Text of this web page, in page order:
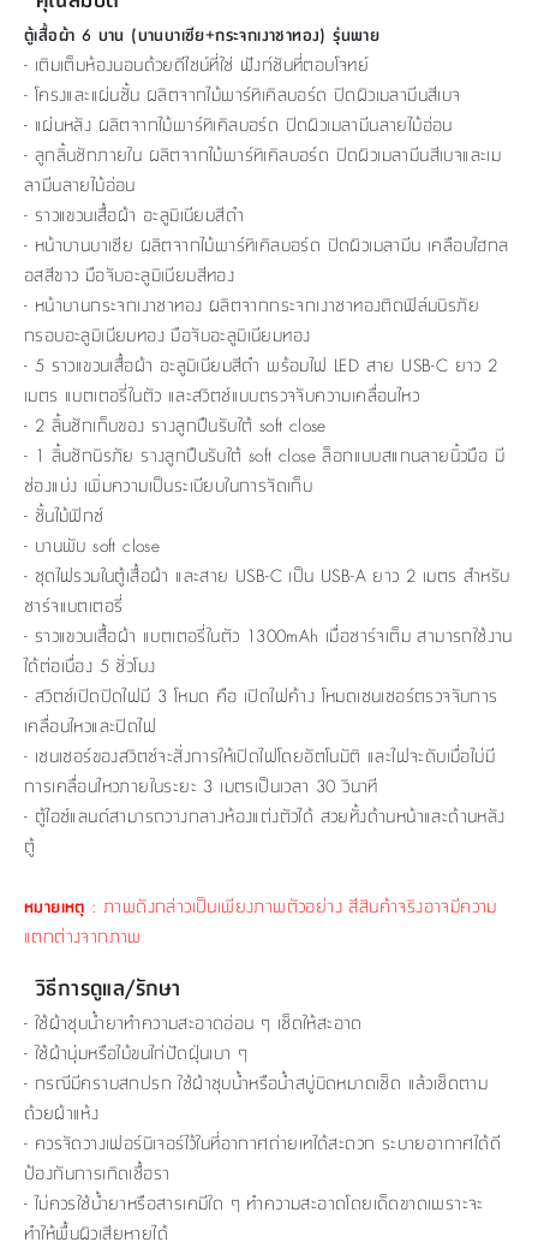
ตู้เสื้อผ้า 6 บาน (บานบาเซีย+กระจกเงาชาทอง) รุ่นพาย
- เติมเต็มห้องนอนด้วยดีไซน์ที่ใช่ ฟังก์ชันที่ตอบโจทย์
- โครงและแผ่นชั้น ผลิตจากไม้พาร์ทิเคิลบอร์ด ปิดผิวเมลามีนสีเบจ
- แผ่นหลัง ผลิตจากไม้พาร์ทิเคิลบอร์ด ปิดผิวเมลามีนลายไม้อ่อน
- ลูกลิ้นชักภายใน ผลิตจากไม้พาร์ทิเคิลบอร์ด ปิดผิวเมลามีนสีเบจและเม
ลามีนลายไม้อ่อน
- ราวแขวนเสื้อผ้า อะลูมิเนียมสีดำ
- หน้าบานบาเซีย ผลิตจากไม้พาร์ทิเคิลบอร์ด ปิดผิวเมลามีน เคลือบไฮกล
อสสีขาว มือจับอะลูมิเนียมสีทอง
- หน้าบานกระจกเงาชาทอง ผลิตจากกระจกเงาชาทองติดฟิล์มนิรภัย
กรอบอะลูมิเนียมทอง มือจับอะลูมิเนียมทอง
- 5 ราวแขวนเสื้อผ้า อะลูมิเนียมสีดำ พร้อมไฟ LED สาย USB-C ยาว 2
เมตร แบตเตอรี่ในตัว และสวิตช์แบบตรวจจับความเคลื่อนไหว
- 2 ลิ้นชักเก็บของ รางลูกปืนรับใต้ soft close
- 1 ลิ้นชักนิรภัย รางลูกปืนรับใต้ soft close ล็อกแบบสแกนลายนิ้วมือ มี
ช่องแบ่ง เพิ่มความเป็นระเบียบในการจัดเก็บ
- ชั้นไม้ฟิกซ์
- บานพับ soft close
- ชุดไฟรวมในตู้เสื้อผ้า และสาย USB-C เป็น USB-A ยาว 2 เมตร สำหรับ
ชาร์จแบตเตอรี่
- ราวแขวนเสื้อผ้า แบตเตอรี่ในตัว 1300mAh เมื่อชาร์จเต็ม สามารถใช้งาน
ได้ต่อเนื่อง 5 ชั่วโมง
- สวิตช์เปิดปิดไฟมี 3 โหมด คือ เปิดไฟค้าง โหมดเซนเซอร์ตรวจจับการ
เคลื่อนไหวและปิดไฟ
- เซนเซอร์ของสวิตช์จะสั่งการให้เปิดไฟโดยอัตโนมัติ และไฟจะดับเมื่อไม่มี
การเคลื่อนไหวภายในระยะ 3 เมตรเป็นเวลา 30 วินาที
- ตู้ไอซ์แลนด์สามารถวางกลางห้องแต่งตัวได้ สวยทั้งด้านหน้าและด้านหลัง
ตู้
หมายเหตุ : ภาพดังกล่าวเป็นเพียงภาพตัวอย่าง สีสินค้าจริงอาจมีความ
แตกต่างจากภาพ
วิธีการดูแล/รักษา
- ใช้ผ้าชุบน้ำยาทำความสะอาดอ่อน ๆ เช็ดให้สะอาด
- ใช้ผ้านุ่มหรือไม้ขนไก่ปัดฝุ่นเบา ๆ
- กรณีมีคราบสกปรก ใช้ผ้าชุบน้ำหรือน้ำสบู่บิดหมาดเช็ด แล้วเช็ดตาม
ด้วยผ้าแห้ง
- ควรจัดวางเฟอร์นิเจอร์ไว้ในที่อากาศถ่ายเทได้สะดวก ระบายอากาศได้ดี
ป้องกันการเกิดเชื้อรา
- ไม่ควรใช้น้ำยาหรือสารเคมีใด ๆ ทำความสะอาดโดยเด็ดขาดเพราะจะ
ทำให้พื้นผิวเสียหายได้